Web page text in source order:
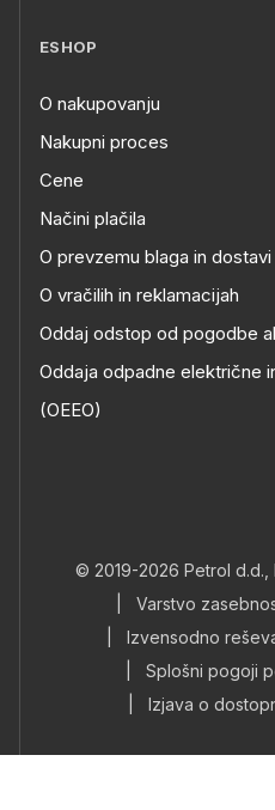
ESHOP
O nakupovanju
Nakupni proces
Cene
Načini plačila
O prevzemu blaga in dostavi
O vračilih in reklamacijah
Oddaj odstop od pogodbe
Oddaja odpadne električne
(OEEO)
© 2019-2026 Petrol d.d.,
Varstvo
Izvensodno
Splošni pogoji
Izjava o